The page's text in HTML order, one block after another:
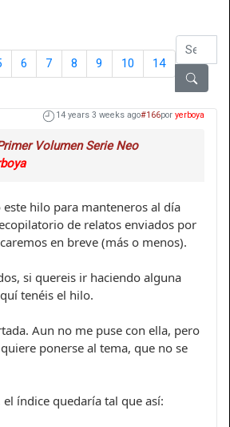
6 7 8 9 10 14
14 years 3 weeks ago#166por yerboya
Volumen Serie Neo
hilo para manteneros al día
de relatos enviados por
en breve (más o menos).
si quereis ir haciendo alguna
tenéis el hilo.
Aun no me puse con ella, pero
ponerse al tema, que no se
índice quedaría tal que así: